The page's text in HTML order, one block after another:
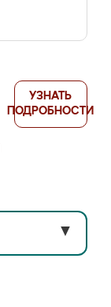
УЗНАТЬ
ПОДРОБНОСТИ
▼